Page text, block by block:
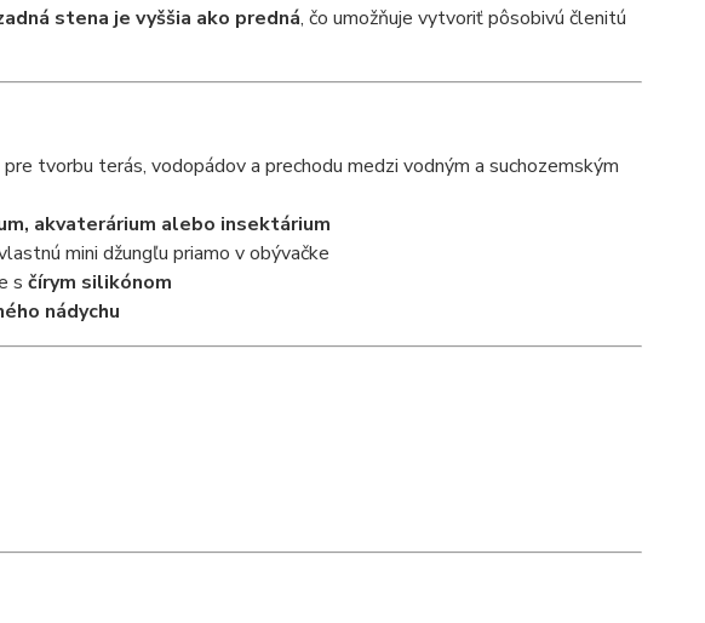
stena je vyššia ako predná, čo umožňuje vytvoriť pôsobivú členitú
tvorbu terás, vodopádov a prechodu medzi vodným a suchozemským
akvaterárium alebo insektárium
mini džungľu priamo v obývačke
s čírym silikónom
nádychu